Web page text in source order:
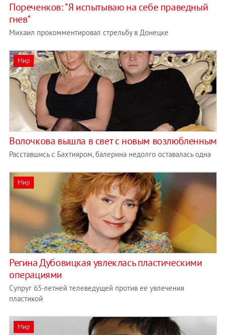
Пореченков: "Я испытываю на себе праведный
гнев"
Михаил прокомментировал стрельбу в Донецке
Мир
Волочкова вышла в свет с новым возлюбленным
Расставшись с Бахтияром, балерина недолго оставалась одна
Мир
Регина Дубовицкая увлеклась пластическими
операциями
Супруг 65-летней телеведущей против ее увлечения
пластикой
Мир